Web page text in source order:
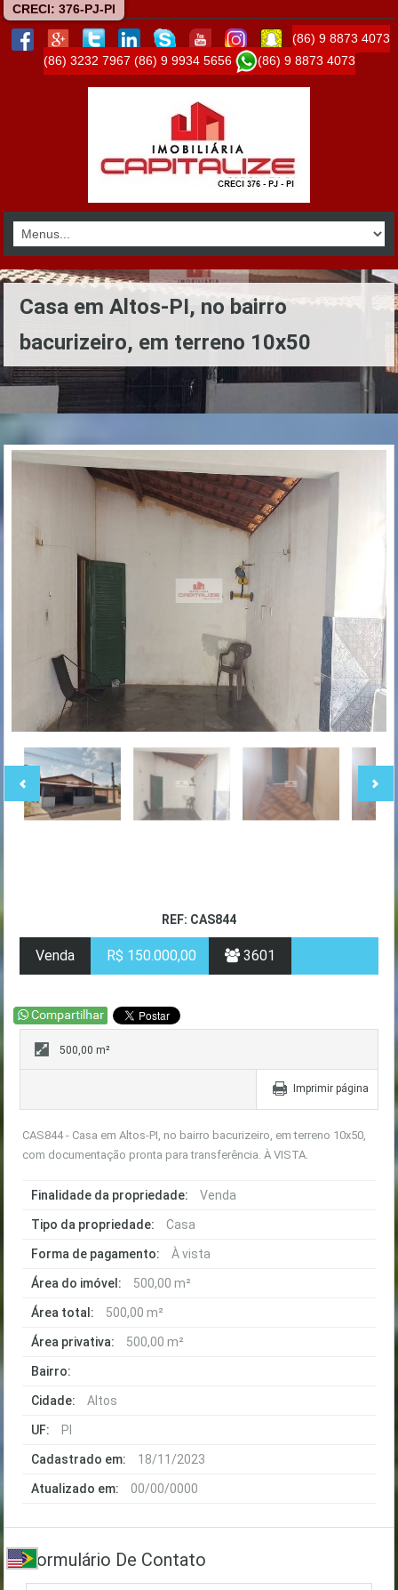
CRECI: 376-PJ-PI
(86) 9 8873 4073
(86) 3232 7967 (86) 9 9934 5656 (86) 9 8873 4073
Casa em Altos-PI, no bairro
bacurizeiro, em terreno 10x50
REF: CAS844
Venda R$ 150.000,00 3601
500,00 m²
Imprimir página
CAS844 - Casa em Altos-PI, no bairro bacurizeiro, em terreno 10x50,
com documentação pronta para transferência. À VISTA.
Finalidade da propriedade: Venda
Tipo da propriedade: Casa
Forma de pagamento: À vista
Área do imóvel: 500,00 m²
Área total: 500,00 m²
Área privativa: 500,00 m²
Bairro:
Cidade: Altos
UF: PI
Cadastrado em: 18/11/2023
Atualizado em: 00/00/0000
Formulário De Contato